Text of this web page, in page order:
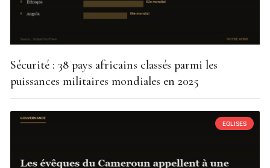
Sécurité : 38 pays africains classés parmi les
puissances militaires mondiales en 2025
EGLISES